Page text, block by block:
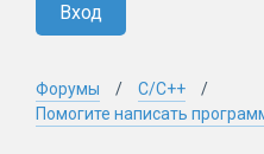
Вход
Форумы
C/C++
Помогите написать